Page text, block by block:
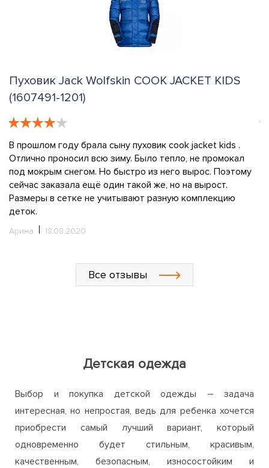
Пуховик Jack Wolfskin COOK JACKET KIDS
(1607491-1201)
В прошлом году брала сыну пуховик cook jacket kids .
Отлично проносил всю зиму. Было тепло, не промокал
под мокрым снегом. Но быстро из него вырос. Поэтому
сейчас заказала ещё один такой же, но на вырост.
Размеры в сетке не учитывают разную комплекцию
деток.
Арина 18.08.2020
Все отзывы
Детская одежда
Выбор и покупка детской одежды – задача
интересная, но непростая, ведь для ребенка хочется
приобрести самый лучший вариант, который
одновременно будет стильным, красивым,
качественным, безопасным, износостойким и